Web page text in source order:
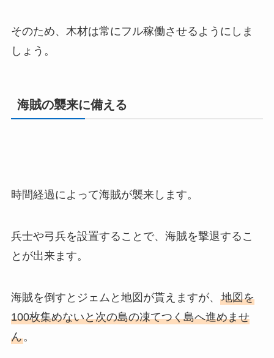
そのため、木材は常にフル稼働させるようにしま
しょう。
海賊の襲来に備える
時間経過によって海賊が襲来します。
兵士や弓兵を設置することで、海賊を撃退するこ
とが出来ます。
海賊を倒すとジェムと地図が貰えますが、 地図を
100枚集めないと次の島の凍てつく島へ進めませ
ん。